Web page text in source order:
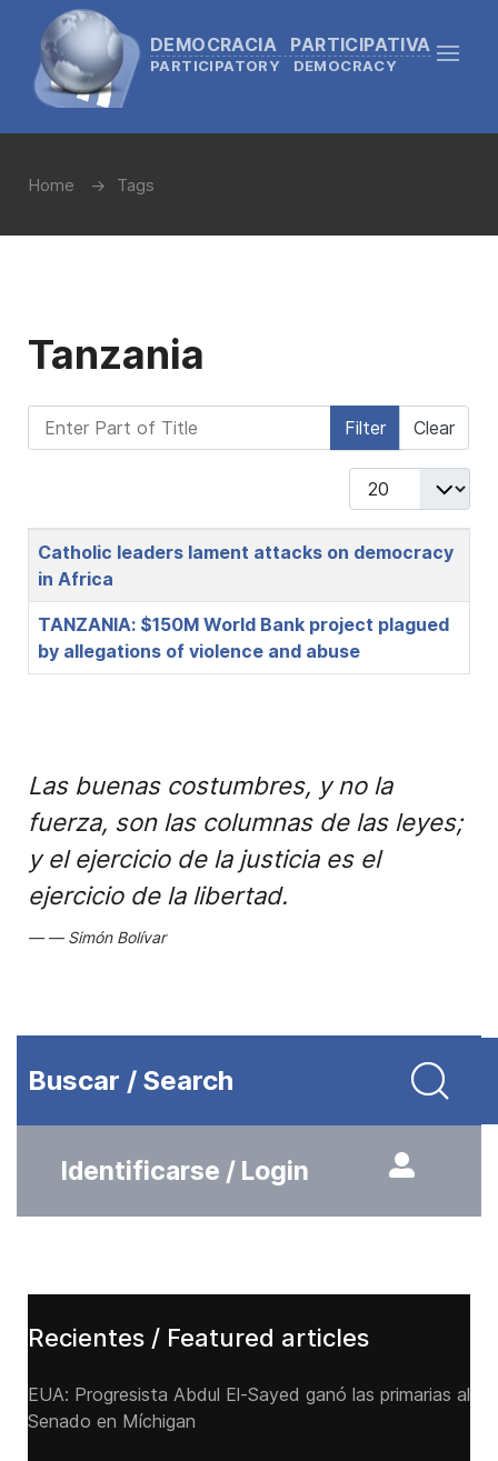
DEMOCRACIA PARTICIPATIVA
PARTICIPATORY DEMOCRACY
Home Tags
Tanzania
Enter Part of Title Filter Clear
Display #
Title
Catholic leaders lament attacks on democracy
in Africa
TANZANIA: $150M World Bank project plagued
by allegations of violence and abuse
Las buenas costumbres, y no la
fuerza, son las columnas de las leyes;
y el ejercicio de la justicia es el
ejercicio de la libertad.
Simón Bolívar
Buscar / Search
Identificarse / Login
Recientes / Featured articles
EUA: Progresista Abdul El-Sayed ganó las primarias al
Senado ‌en Míchigan